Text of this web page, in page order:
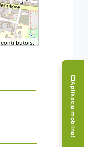
contributors.
Aplikacja mobilna!